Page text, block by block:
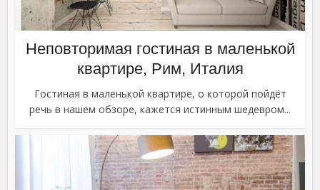
Неповторимая гостиная в маленькой
квартире, Рим, Италия
Гостиная в маленькой квартире, о которой пойдёт
речь в нашем обзоре, кажется истинным шедевром...